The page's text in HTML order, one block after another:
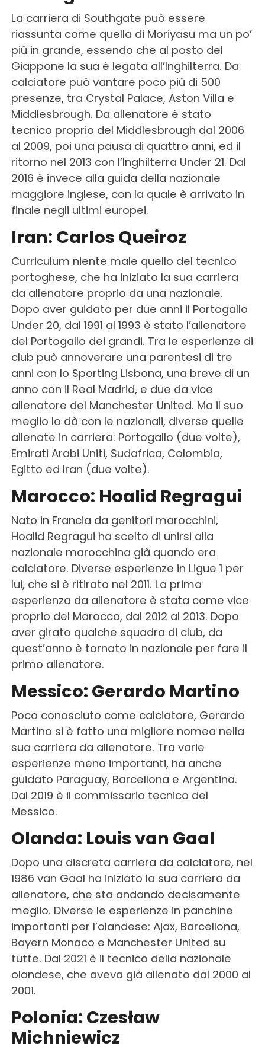
La carriera di Southgate può essere
riassunta come quella di Moriyasu ma un po’
più in grande, essendo che al posto del
Giappone la sua è legata all’Inghilterra. Da
calciatore può vantare poco più di 500
presenze, tra Crystal Palace, Aston Villa e
Middlesbrough. Da allenatore è stato
tecnico proprio del Middlesbrough dal 2006
al 2009, poi una pausa di quattro anni, ed il
ritorno nel 2013 con l’Inghilterra Under 21. Dal
2016 è invece alla guida della nazionale
maggiore inglese, con la quale è arrivato in
finale negli ultimi europei.
Iran: Carlos Queiroz
Curriculum niente male quello del tecnico
portoghese, che ha iniziato la sua carriera
da allenatore proprio da una nazionale.
Dopo aver guidato per due anni il Portogallo
Under 20, dal 1991 al 1993 è stato l’allenatore
del Portogallo dei grandi. Tra le esperienze di
club può annoverare una parentesi di tre
anni con lo Sporting Lisbona, una breve di un
anno con il Real Madrid, e due da vice
allenatore del Manchester United. Ma il suo
meglio lo dà con le nazionali, diverse quelle
allenate in carriera: Portogallo (due volte),
Emirati Arabi Uniti, Sudafrica, Colombia,
Egitto ed Iran (due volte).
Marocco: Hoalid Regragui
Nato in Francia da genitori marocchini,
Hoalid Regragui ha scelto di unirsi alla
nazionale marocchina già quando era
calciatore. Diverse esperienze in Ligue 1 per
lui, che si è ritirato nel 2011. La prima
esperienza da allenatore è stata come vice
proprio del Marocco, dal 2012 al 2013. Dopo
aver girato qualche squadra di club, da
quest’anno è tornato in nazionale per fare il
primo allenatore.
Messico: Gerardo Martino
Poco conosciuto come calciatore, Gerardo
Martino si è fatto una migliore nomea nella
sua carriera da allenatore. Tra varie
esperienze meno importanti, ha anche
guidato Paraguay, Barcellona e Argentina.
Dal 2019 è il commissario tecnico del
Messico.
Olanda: Louis van Gaal
Dopo una discreta carriera da calciatore, nel
1986 van Gaal ha iniziato la sua carriera da
allenatore, che sta andando decisamente
meglio. Diverse le esperienze in panchine
importanti per l’olandese: Ajax, Barcellona,
Bayern Monaco e Manchester United su
tutte. Dal 2021 è il tecnico della nazionale
olandese, che aveva già allenato dal 2000 al
2001.
Polonia: Czesław
Michniewicz